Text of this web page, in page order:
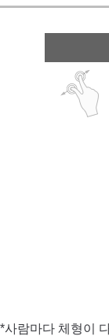
*사람마다 체형이